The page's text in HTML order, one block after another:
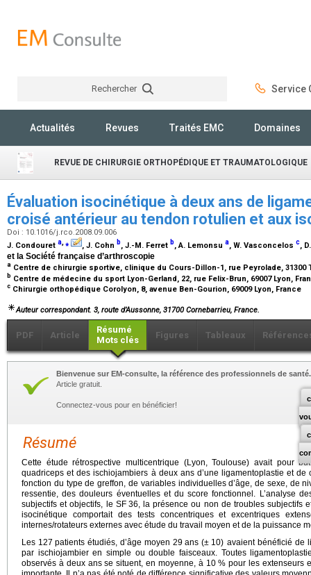
Rechercher Service
Actualités Revues Traités EMC Domaines
REVUE DE CHIRURGIE ORTHOPÉDIQUE ET TRAUMATOLOGIQUE
Évaluation isocinétique à deux ans de
croisé antérieur au tendon rotulien et aux
Doi : 10.1016/j.rco.2008.09.006
J. Condouret a,⁎ , J. Cohn b, J.-M. Ferret b, A. Lemonsu a, W. Vasconcelos c,
et la Société française d’arthroscopie
a Centre de chirurgie sportive, clinique du Cours-Dillon-1, rue Peyrolade, 31300
b Centre de médecine du sport Lyon-Gerland, 22, rue Felix-Brun, 69007 Lyon,
c Chirurgie orthopédique Corolyon, 8, avenue Ben-Gourion, 69009 Lyon, France
Auteur correspondant. 3, route d’Aussonne, 31700 Cornebarrieu, France.
PDF Article
Résumé
Mots clés
Figures Tableaux
Bienvenue sur EM-consulte, la référence des professionnels de santé.
Article gratuit.
Connectez-vous pour en bénéficier!
Résumé
Cette étude rétrospective multicentrique (Lyon, Toulouse) avait pour
quadriceps et des ischiojambiers à deux ans d’une ligamentoplastie et
fonction du type de greffon, de variables individuelles d’âge, de sexe, de
ressentie, des douleurs éventuelles et du score fonctionnel. L’analyse
subjectifs et objectifs, le SF 36, la présence ou non de troubles subjectifs
isocinétique comportait des tests concentriques et excentriques
internes/rotateurs externes avec étude du travail moyen et de la puissance
Les 127 patients étudiés, d’âge moyen 29 ans (± 10) avaient bénéficié de
par ischiojambier en simple ou double faisceaux. Toutes
observés à deux ans se situent, en moyenne, à 10 % pour les extenseurs